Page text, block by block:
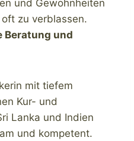
und Gewohnheiten
zu verblassen.
Beratung und
mit tiefem
Kur- und
Lanka und Indien
und kompetent.